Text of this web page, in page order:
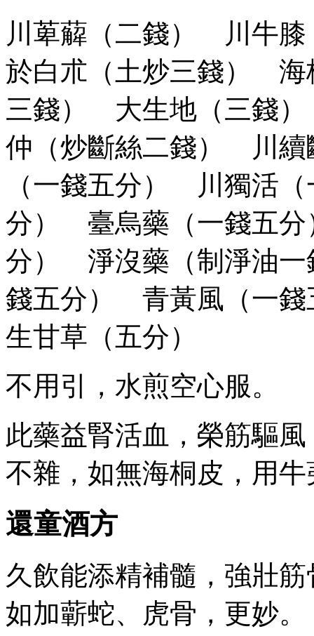
川萆薢（二錢） 川牛
於白朮（土炒三錢）
三錢） 大生地（三錢
仲（炒斷絲二錢） 川
（一錢五分） 川獨活
分） 臺烏藥（一錢五
分） 淨沒藥（制淨油
錢五分） 青黃風（一
生甘草（五分）
不用引，水煎空心服。
此藥益腎活血，榮筋驅
不雜，如無海桐皮，用
還童酒方
久飲能添精補髓，強壯
如加蘄蛇、虎骨，更妙。